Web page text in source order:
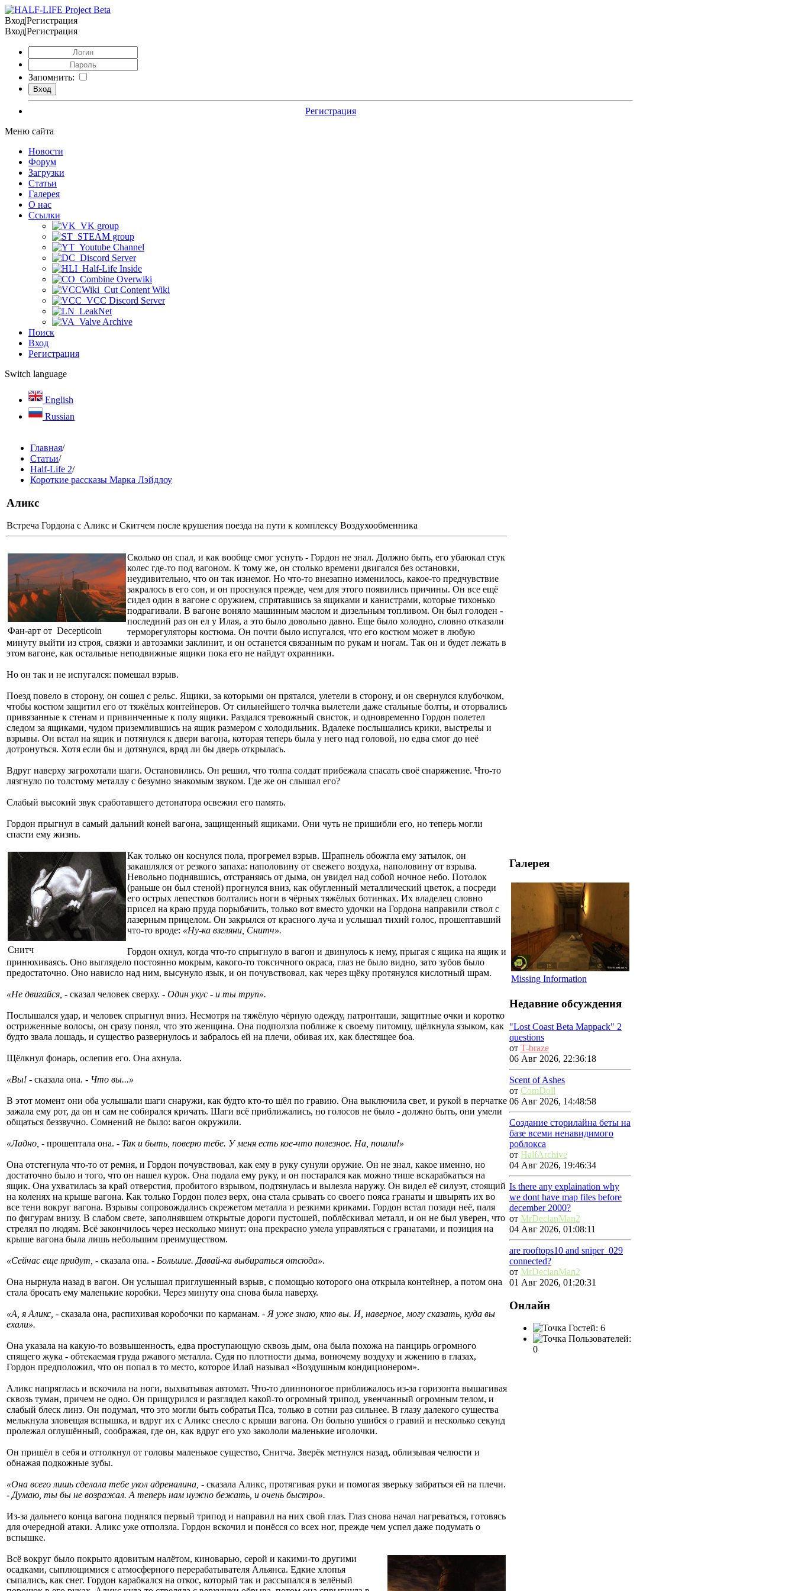
Вход|Регистрация
Вход|Регистрация
Запомнить:
Регистрация
Меню сайта
Новости
Форум
Загрузки
Статьи
Галерея
О нас
Ссылки
VK group
STEAM group
Youtube Channel
Discord Server
Half-Life Inside
Combine Overwiki
Cut Content Wiki
VCC Discord Server
LeakNet
Valve Archive
Поиск
Вход
Регистрация
Switch language
English
Russian
Главная/
Статьи/
Half-Life 2/
Короткие рассказы Марка Лэйдлоу
Аликс
Встреча Гордона с Аликс и Скитчем после крушения поезда на пути к комплексу Воздухообменника
Сколько он спал, и как вообще смог уснуть - Гордон не знал.
Фан-арт от Decepticoin
Должно быть, его убаюкал стук
колес где-то под вагоном. К тому же, он столько времени двигался без остановки,
неудивительно, что он так изнемог. Но что-то внезапно изменилось, какое-то предчувствие
закралось в его сон, и он проснулся прежде, чем для этого появились причины. Он все ещё
сидел один в вагоне с оружием, спрятавшись за ящиками и канистрами, которые тихонько
подрагивали. В вагоне воняло машинным маслом и дизельным топливом. Он был голоден -
последний раз он ел у Илая, а это было довольно давно. Еще было холодно, словно отказали
терморегуляторы костюма. Он почти было испугался, что его костюм может в любую
минуту выйти из строя, связки и автозамки заклинит, и он останется связанным по рукам и ногам. Так он и будет лежать в
этом вагоне, как остальные неподвижные ящики пока его не найдут охранники.
Но он так и не испугался: помешал взрыв.
Поезд повело в сторону, он сошел с рельс. Ящики, за которыми он прятался, улетели в сторону, и он свернулся клубочком,
чтобы костюм защитил его от тяжёлых контейнеров. От сильнейшего толчка вылетели даже стальные болты, и оторвались
привязанные к стенам и привинченные к полу ящики. Раздался тревожный свисток, и одновременно Гордон полетел
следом за ящиками, чудом приземлившись на ящик размером с холодильник. Вдалеке послышались крики, выстрелы и
взрывы. Он встал на ящик и потянулся к двери вагона, которая теперь была у него над головой, но едва смог до неё
дотронуться. Хотя если бы и дотянулся, вряд ли бы дверь открылась.
Вдруг наверху загрохотали шаги. Остановились. Он решил, что толпа солдат прибежала спасать своё снаряжение. Что-то
лязгнуло по толстому металлу с безумно знакомым звуком. Где же он слышал его?
Слабый высокий звук сработавшего детонатора освежил его память.
Гордон прыгнул в самый дальний коней вагона, защищенный ящиками. Они чуть не пришибли его, но теперь могли
спасти ему жизнь.
Снитч
Как только он коснулся пола, прогремел взрыв. Шрапнель обожгла ему затылок, он
закашлялся от резкого запаха: наполовину от свежего воздуха, наполовину от взрыва.
Невольно поднявшись, отстраняясь от дыма, он увидел над собой ночное небо. Потолок
(раньше он был стеной) прогнулся вниз, как обугленный металлический цветок, а посреди
его острых лепестков болтались ноги в чёрных тяжёлых ботинках. Их владелец словно
присел на краю пруда порыбачить, только вот вместо удочки на Гордона направили ствол с
лазерным прицелом. Он закрылся от красного луча и услышал тихий голос, прошептавший
что-то вроде: «Ну-ка взгляни, Снитч».
Гордон охнул, когда что-то спрыгнуло в вагон и двинулось к нему, прыгая с ящика на ящик и
принюхиваясь. Оно выглядело постоянно мокрым, какого-то токсичного окраса, глаз не было видно, зато зубов было
предостаточно. Оно нависло над ним, высунуло язык, и он почувствовал, как через щёку протянулся кислотный шрам.
«Не двигайся, - сказал человек сверху. - Один укус - и ты труп».
Послышался удар, и человек спрыгнул вниз. Несмотря на тяжёлую чёрную одежду, патронташи, защитные очки и коротко
остриженные волосы, он сразу понял, что это женщина. Она подползла поближе к своему питомцу, щёлкнула языком, как
будто звала лошадь, и существо развернулось и забралось ей на плечи, обивая их, как блестящее боа.
Щёлкнул фонарь, ослепив его. Она ахнула.
«Вы! - сказала она. - Что вы...»
В этот момент они оба услышали шаги снаружи, как будто кто-то шёл по гравию. Она выключила свет, и рукой в перчатке
зажала ему рот, да он и сам не собирался кричать. Шаги всё приближались, но голосов не было - должно быть, они умели
общаться беззвучно. Сомнений не было: вагон окружили.
«Ладно, - прошептала она. - Так и быть, поверю тебе. У меня есть кое-что полезное. На, пошли!»
Она отстегнула что-то от ремня, и Гордон почувствовал, как ему в руку сунули оружие. Он не знал, какое именно, но
достаточно было и того, что он нашел курок. Она подала ему руку, и он постарался как можно тише вскарабкаться на
ящик. Она ухватилась за край отверстия, пробитого взрывом, подтянулась и вылезла наружу. Он видел её силуэт, стоящий
на коленях на крыше вагона. Как только Гордон полез верх, она стала срывать со своего пояса гранаты и швырять их во
все тени вокруг вагона. Взрывы сопровождались скрежетом металла и резкими криками. Гордон встал позади неё, паля
по фигурам внизу. В слабом свете, заполнявшем открытые дороги пустошей, поблёскивал металл, и он не был уверен, что
стрелял по людям. Всё закончилось через несколько минут: она прекрасно умела управляться с гранатами, и позиция на
крыше вагона была лишь небольшим преимуществом.
«Сейчас еще придут, - сказала она. - Большие. Давай-ка выбираться отсюда».
Она нырнула назад в вагон. Он услышал приглушенный взрыв, с помощью которого она открыла контейнер, а потом она
стала бросать ему маленькие коробки. Через минуту она снова была наверху.
«А, я Аликс, - сказала она, распихивая коробочки по карманам. - Я уже знаю, кто вы. И, наверное, могу сказать, куда вы
ехали».
Она указала на какую-то возвышенность, едва проступающую сквозь дым, она была похожа на панцирь огромного
спящего жука - обтекаемая груда ржавого металла. Судя по плотности дыма, вонючему воздуху и жжению в глазах,
Гордон предположил, что он попал в то место, которое Илай называл «Воздушным кондиционером».
Аликс напряглась и вскочила на ноги, выхватывая автомат. Что-то длинноногое приближалось из-за горизонта вышагивая
сквозь туман, причем не одно. Он прищурился и разглядел какой-то огромный трипод, увенчанный огромным телом, и
слабый блеск линз. Он подумал, что это могли быть собратья Пса, только в сотни раз сильнее. В глазу далекого существа
мелькнула зловещая вспышка, и вдруг их с Аликс снесло с крыши вагона. Он больно ушибся о гравий и несколько секунд
пролежал оглушённый, соображая, где он, как вдруг его ухо закололи маленькие иголочки.
Он пришёл в себя и оттолкнул от головы маленькое существо, Снитча. Зверёк метнулся назад, облизывая челюсти и
обнажая подкожные зубы.
«Она всего лишь сделала тебе укол адреналина, - сказала Аликс, протягивая руки и помогая зверьку забраться ей на плечи.
- Думаю, ты бы не возражал. А теперь нам нужно бежать, и очень быстро».
Из-за дальнего конца вагона поднялся первый трипод и направил на них свой глаз. Глаз снова начал нагреваться, готовясь
для очередной атаки. Аликс уже отползла. Гордон вскочил и понёсся со всех ног, прежде чем успел даже подумать о
вспышке.
Всё вокруг было покрыто ядовитым налётом, киноварью, серой и какими-то другими
осадками, сыплющимися с атмосферного перерабатывателя Альянса. Едкие хлопья
сыпались, как снег. Гордон карабкался на откос, который так и рассыпался в зелёный
Галерея
Missing Information
Недавние обсуждения
"Lost Coast Beta Mappack" 2
questions
от T-braze
06 Авг 2026, 22:36:18
Scent of Ashes
от ComDoll
06 Авг 2026, 14:48:58
Создание сторилайна беты на
базе всеми ненавидимого
роблокса
от HalfArchive
04 Авг 2026, 19:46:34
Is there any explaination why
we dont have map files before
december 2000?
от MrDeclanMan2
04 Авг 2026, 01:08:11
are rooftops10 and sniper_029
connected?
от MrDeclanMan2
01 Авг 2026, 01:20:31
Онлайн
Гостей: 6
Пользователей:
0